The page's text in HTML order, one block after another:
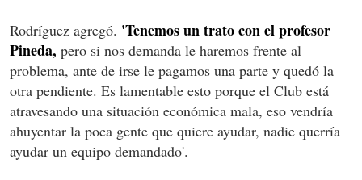
Rodríguez agregó. 'Tenemos un trato con el profesor
Pineda, pero si nos demanda le haremos frente al
problema, ante de irse le pagamos una parte y quedó la
otra pendiente. Es lamentable esto porque el Club está
atravesando una situación económica mala, eso vendría
ahuyentar la poca gente que quiere ayudar, nadie querría
ayudar un equipo demandado'.